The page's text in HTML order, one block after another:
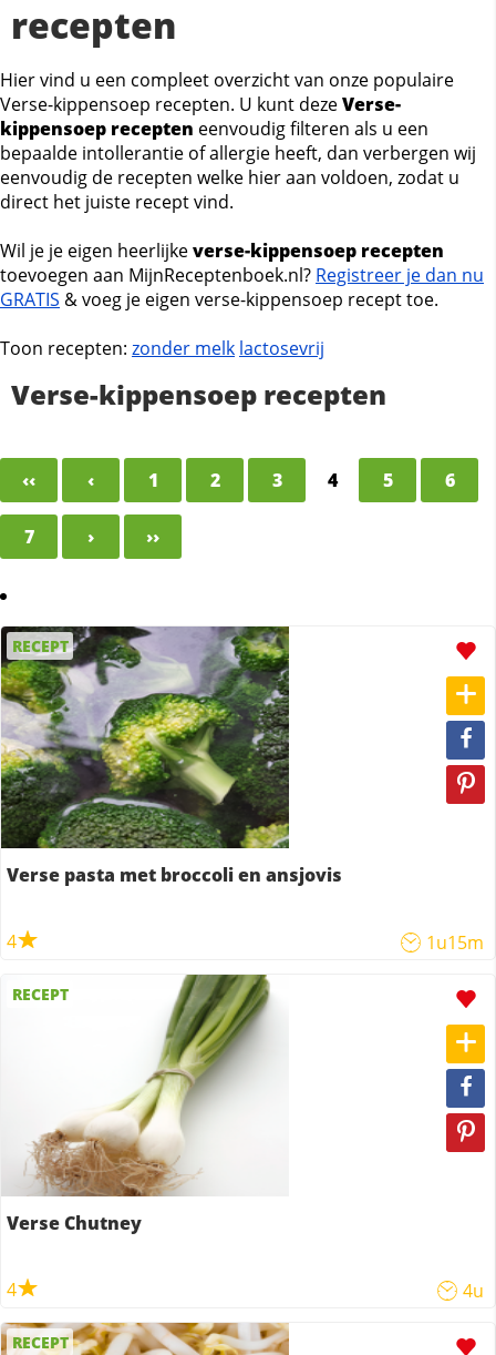
recepten
Hier vind u een compleet overzicht van onze populaire
Verse-kippensoep recepten. U kunt dezeVerse-
kippensoep recepten eenvoudig filteren als u een
bepaalde intollerantie of allergie heeft, dan verbergen wij
eenvoudig de recepten welke hier aan voldoen, zodat u
direct het juiste recept vind.
Wil je je eigen heerlijkeverse-kippensoep recepten
toevoegen aan MijnReceptenboek.nl? Registreer je dan nu
GRATIS & voeg je eigen verse-kippensoep recept toe.
Toon recepten: zonder melk lactosevrij
Verse-kippensoep recepten
‹‹ ‹ 1 2 3 4 5 6
7 › ››
RECEPT
Verse pasta met broccoli en ansjovis
4 1u15m
RECEPT
Verse Chutney
4 4u
RECEPT